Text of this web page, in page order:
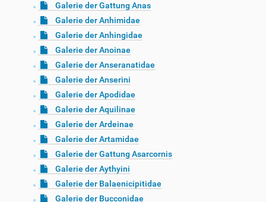
Galerie der Gattung Anas
Galerie der Anhimidae
Galerie der Anhingidae
Galerie der Anoinae
Galerie der Anseranatidae
Galerie der Anserini
Galerie der Apodidae
Galerie der Aquilinae
Galerie der Ardeinae
Galerie der Artamidae
Galerie der Gattung Asarcornis
Galerie der Aythyini
Galerie der Balaenicipitidae
Galerie der Bucconidae